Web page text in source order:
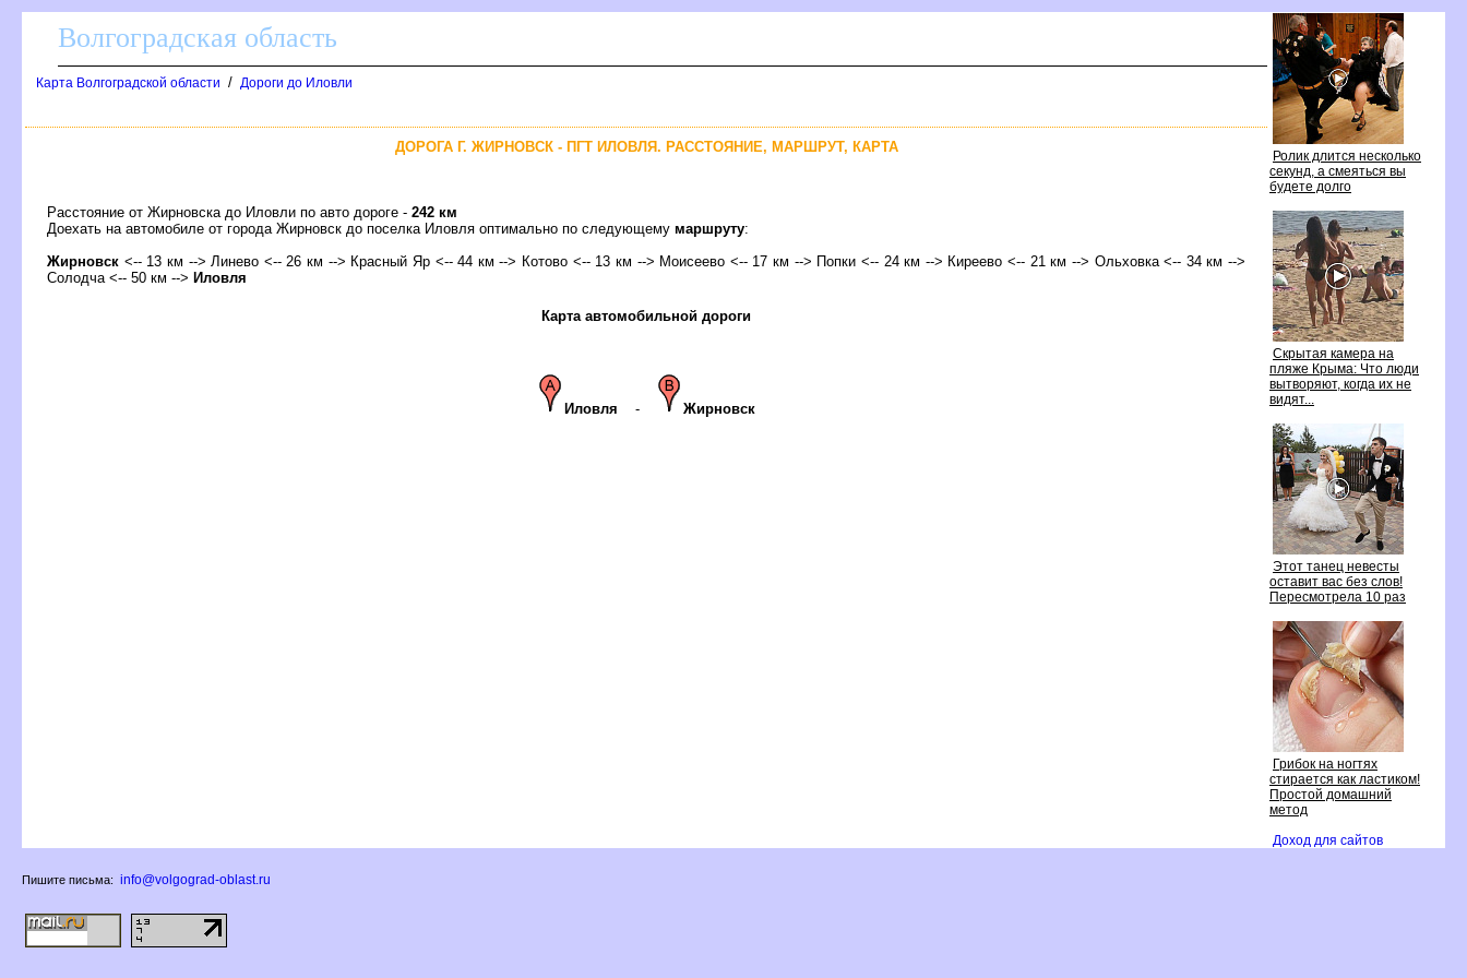
Ролик длится несколько
секунд, а смеяться вы
удете долго
Скрытая камера на
пляже Крыма: Что люди
ытворяют, когда их не
идят...
Этот танец невесты
оставит вас без слов!
Пересмотрела 10 раз
Грибок на ногтях
стирается как ластиком!
Простой домашний
метод
Доход для сайто
олгоградская область
Карта Волгоградской области / Дороги до Иловли
ДОРОГА Г. ЖИРНОВСК - ПГТ ИЛОВЛЯ. РАССТОЯНИЕ, МАРШРУТ, КАРТА
Расстояние от Жирновска до Иловли по авто дороге - 242 км
Доехать на автомобиле от города Жирновск до поселка Иловля оптимально по следующему маршруту:
Жирновск <-- 13 км --> Линево <-- 26 км --> Красный Яр <-- 44 км --> Котово <-- 13 км --> Моисеево <-- 17 км --> Попки <-- 24 км --> Киреево <-- 21 км --> Ольховка <-- 34 км -->
Солодча <-- 50 км --> Иловля
Карта автомобильной дороги
Иловля - Жирновск
Пишите письма: info@volgograd-oblast.ru